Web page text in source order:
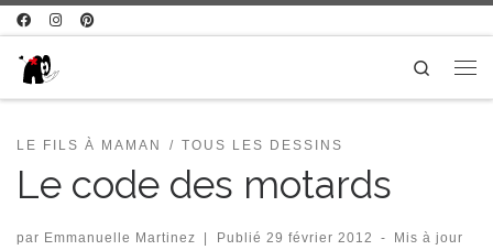
Passer au contenu
Search
LE FILS À MAMAN TOUS LES DESSINS
Le code des motards
par Emmanuelle Martinez | Publié 29 février 2012 -
Mis à jour